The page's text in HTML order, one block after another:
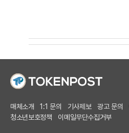
매체소개 1:1 문의 기사제보 광고 문의
청소년보호정책
이메일무단수집거부